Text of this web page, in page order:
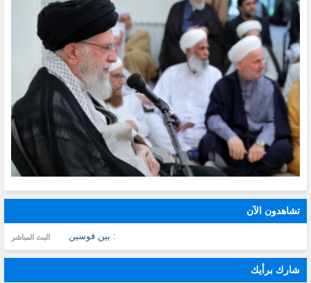
تشاهدون الآن
: بين قوسين البث المباشر
شارك برأيك